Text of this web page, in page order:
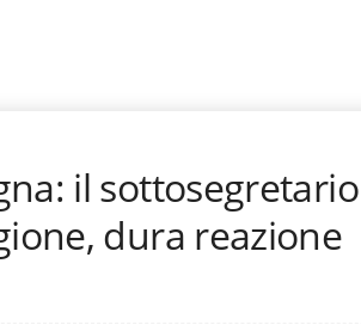
il sottosegretario
dura reazione